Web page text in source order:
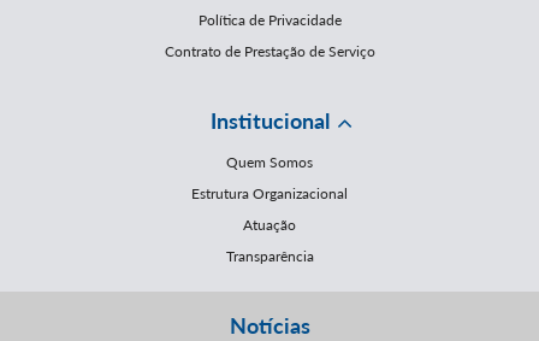
Política de Privacidade
Contrato de Prestação de Serviço
Institucional
Quem Somos
Estrutura Organizacional
Atuação
Transparência
Notícias